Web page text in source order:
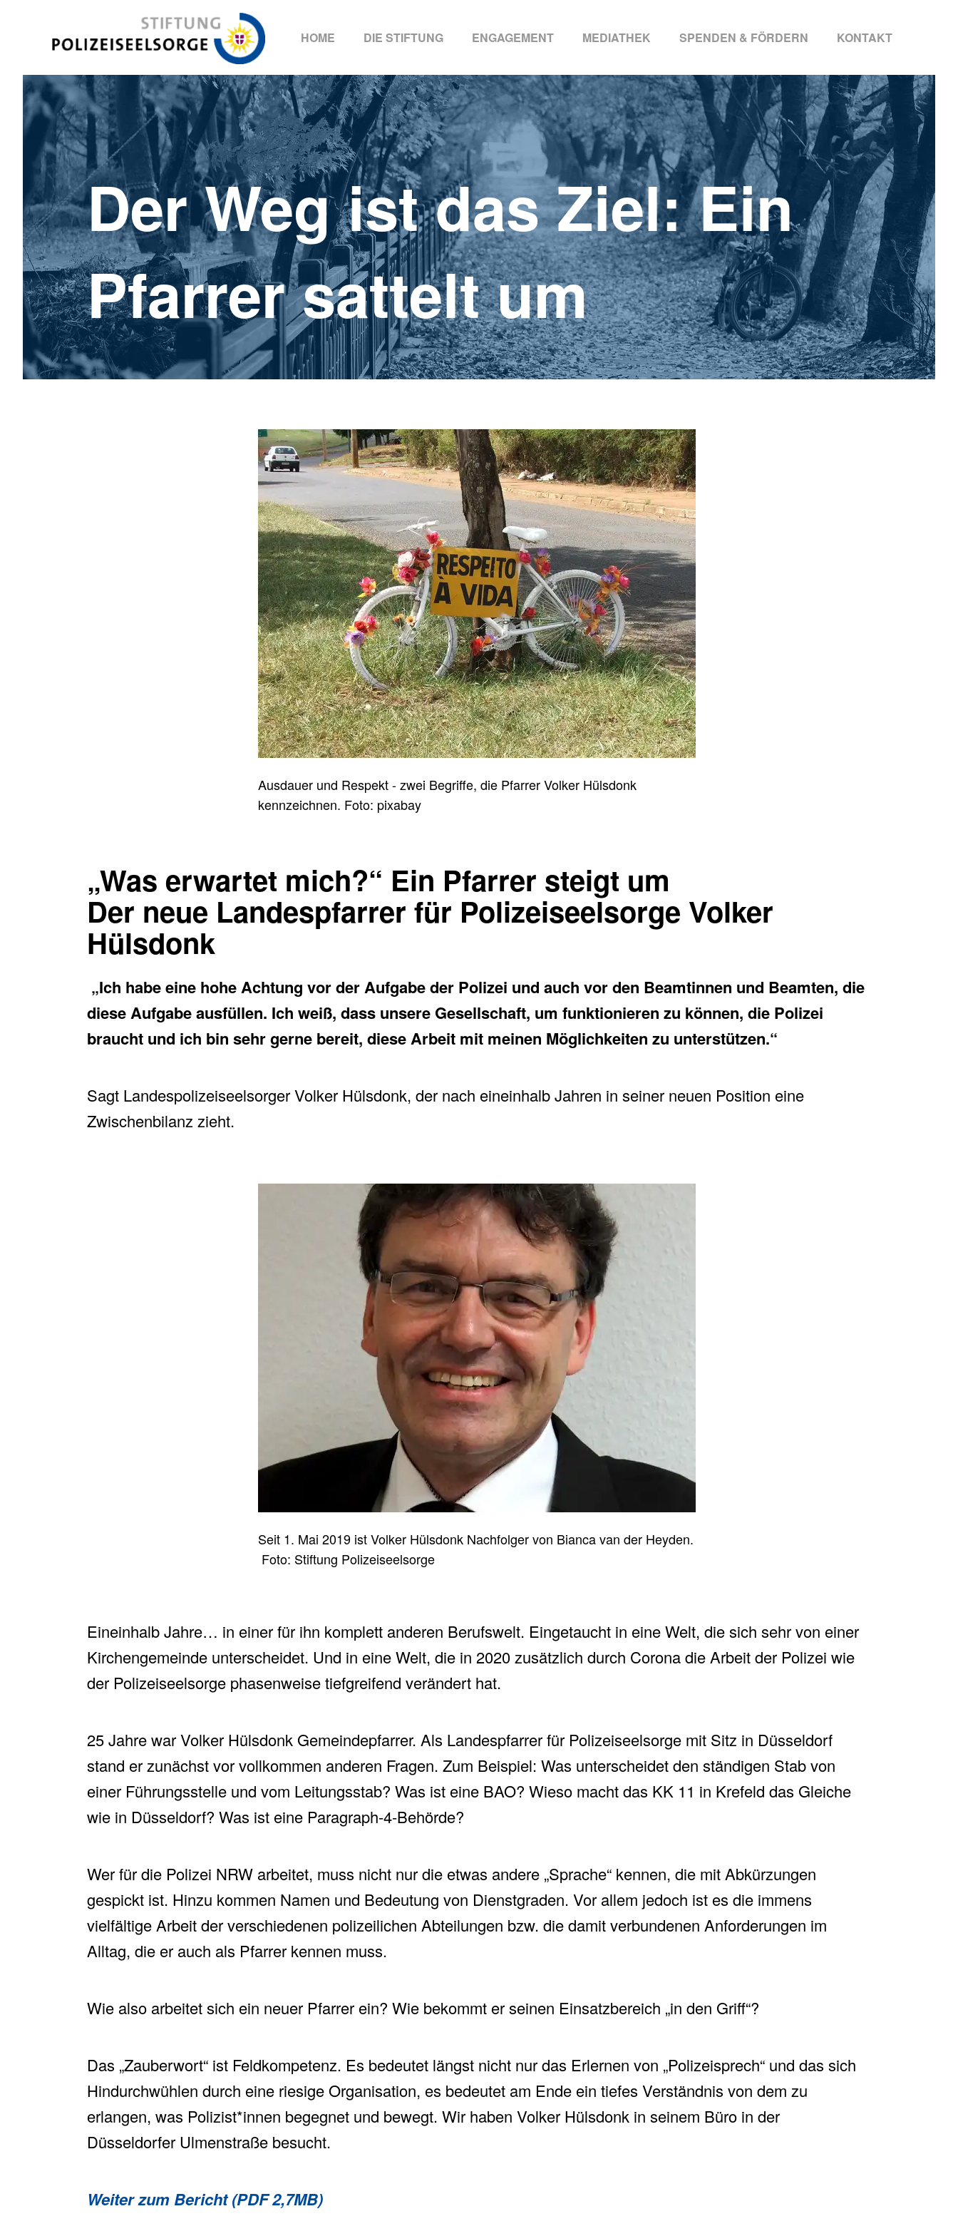
Stiftung Polizeiseelsorge
HOME
DIE STIFTUNG ENGAGEMENT MEDIATHEK SPENDEN & FÖRDERN KONTAKT
Der Weg ist das Ziel: Ein
Pfarrer sattelt um
Ausdauer und Respekt - zwei Begriffe, die Pfarrer Volker Hülsdonk
kennzeichnen. Foto: pixabay
„Was erwartet mich?“ Ein Pfarrer steigt um
Der neue Landespfarrer für Polizeiseelsorge Volker
Hülsdonk
„Ich habe eine hohe Achtung vor der Aufgabe der Polizei und auch vor den Beamtinnen und Beamten, die
diese Aufgabe ausfüllen. Ich weiß, dass unsere Gesellschaft, um funktionieren zu können, die Polizei
braucht und ich bin sehr gerne bereit, diese Arbeit mit meinen Möglichkeiten zu unterstützen.“
Sagt Landespolizeiseelsorger Volker Hülsdonk, der nach eineinhalb Jahren in seiner neuen Position eine
Zwischenbilanz zieht.
Seit 1. Mai 2019 ist Volker Hülsdonk Nachfolger von Bianca van der Heyden.
Foto: Stiftung Polizeiseelsorge
Eineinhalb Jahre… in einer für ihn komplett anderen Berufswelt. Eingetaucht in eine Welt, die sich sehr von einer
Kirchengemeinde unterscheidet. Und in eine Welt, die in 2020 zusätzlich durch Corona die Arbeit der Polizei wie
der Polizeiseelsorge phasenweise tiefgreifend verändert hat.
25 Jahre war Volker Hülsdonk Gemeindepfarrer. Als Landespfarrer für Polizeiseelsorge mit Sitz in Düsseldorf
stand er zunächst vor vollkommen anderen Fragen. Zum Beispiel: Was unterscheidet den ständigen Stab von
einer Führungsstelle und vom Leitungsstab? Was ist eine BAO? Wieso macht das KK 11 in Krefeld das Gleiche
wie in Düsseldorf? Was ist eine Paragraph-4-Behörde?
Wer für die Polizei NRW arbeitet, muss nicht nur die etwas andere „Sprache“ kennen, die mit Abkürzungen
gespickt ist. Hinzu kommen Namen und Bedeutung von Dienstgraden. Vor allem jedoch ist es die immens
vielfältige Arbeit der verschiedenen polizeilichen Abteilungen bzw. die damit verbundenen Anforderungen im
Alltag, die er auch als Pfarrer kennen muss.
Wie also arbeitet sich ein neuer Pfarrer ein? Wie bekommt er seinen Einsatzbereich „in den Griff“?
Das „Zauberwort“ ist Feldkompetenz. Es bedeutet längst nicht nur das Erlernen von „Polizeisprech“ und das sich
Hindurchwühlen durch eine riesige Organisation, es bedeutet am Ende ein tiefes Verständnis von dem zu
erlangen, was Polizist*innen begegnet und bewegt. Wir haben Volker Hülsdonk in seinem Büro in der
Düsseldorfer Ulmenstraße besucht.
Weiter zum Bericht (PDF 2,7MB)